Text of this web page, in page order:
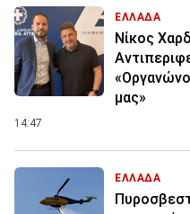
ΕΛΛΑΔΑ
Νίκος
μας»
14:47
ΕΛΛΑΔΑ